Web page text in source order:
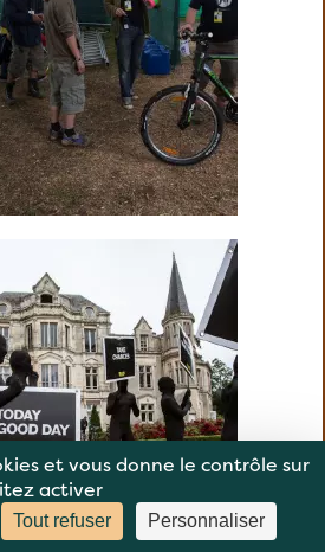
et vous donne le contrôle sur
activer
Tout refuser Personnaliser